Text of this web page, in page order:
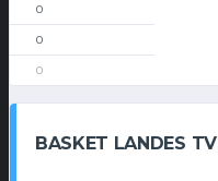
0
0
0
BASKET LANDES TV